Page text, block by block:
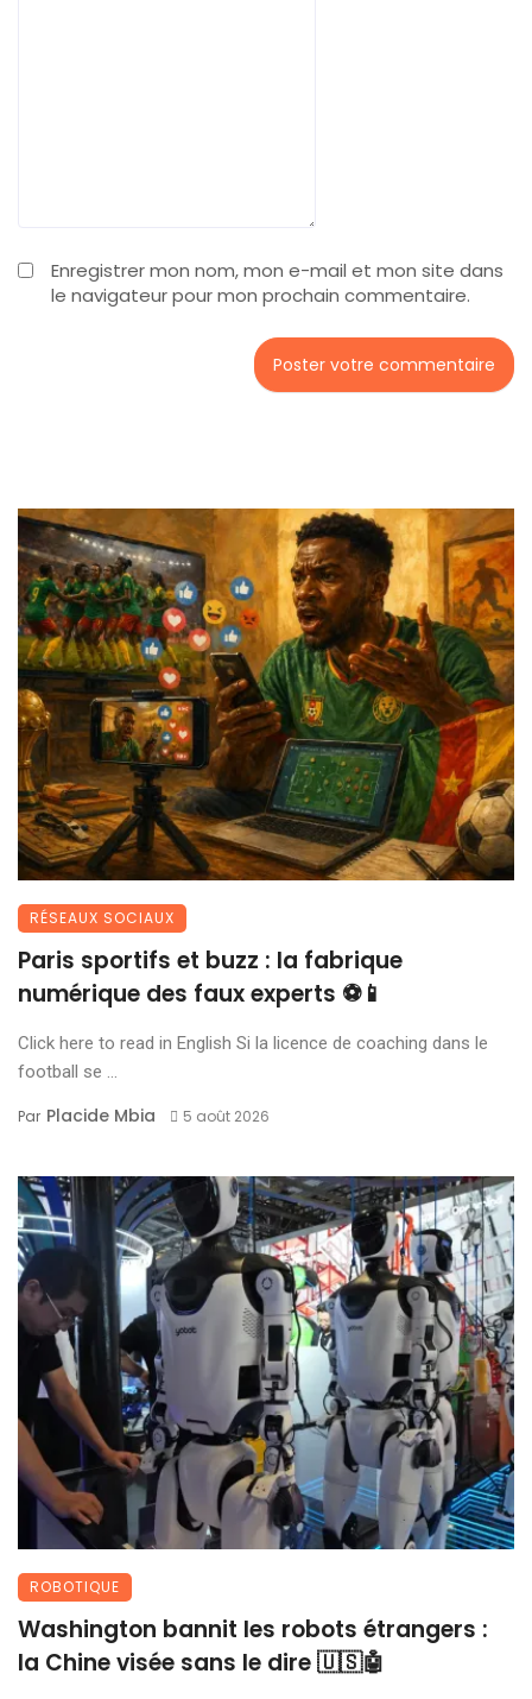
Enregistrer mon nom, mon e-mail et mon site dans
le navigateur pour mon prochain commentaire.
RÉSEAUX SOCIAUX
Paris sportifs et buzz : la fabrique
numérique des faux experts ⚽📱
Click here to read in English Si la licence de coaching dans le
football se ...
Par Placide Mbia 5 août 2026
ROBOTIQUE
Washington bannit les robots étrangers :
la Chine visée sans le dire 🇺🇸🤖